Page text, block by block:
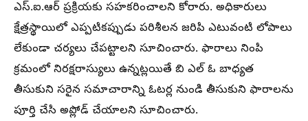
ఎస్.ఐ.ఆర్ ప్రక్రియకు సహకరించాలని కోరారు. అధికారులు
క్షేత్రస్థాయిలో ఎప్పటికప్పుడు పరిశీలన జరిపి ఎటువంటి లోపాలు
లేకుండా చర్యలు చేపట్టాలని సూచించారు. ఫారాలు నింపి
క్రమంలో నిరక్షరాస్యులు ఉన్నట్లయితే బి ఎల్ ఓ బాధ్యత
తీసుకుని సరైన సమాచారాన్ని ఓటర్ల నుండి తీసుకుని ఫారాలను
పూర్తి చేసి అప్లోడ్ చేయాలని సూచించారు.